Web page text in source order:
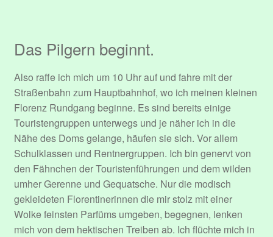
Venues
Veranstaltungen
Das Pilgern beginnt.
Also raffe ich mich um 10 Uhr auf und fahre mit der
Straßenbahn zum Hauptbahnhof, wo ich meinen kleinen
Florenz Rundgang beginne. Es sind bereits einige
Touristengruppen unterwegs und je näher ich in die
Nähe des Doms gelange, häufen sie sich. Vor allem
Schulklassen und Rentnergruppen. Ich bin genervt von
den Fähnchen der Touristenführungen und dem wilden
umher Gerenne und Gequatsche. Nur die modisch
gekleideten Florentinerinnen die mir stolz mit einer
Wolke feinsten Parfüms umgeben, begegnen, lenken
mich von dem hektischen Treiben ab. Ich flüchte mich in